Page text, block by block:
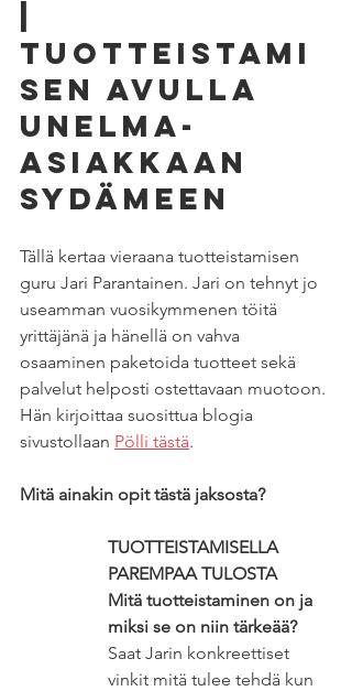
Tuotteistami
sen avulla
unelma-
asiakkaan
sydämeen
Tällä kertaa vieraana tuotteistamisen
guru Jari Parantainen. Jari on tehnyt jo
useamman vuosikymmenen töitä
yrittäjänä ja hänellä on vahva
osaaminen paketoida tuotteet sekä
palvelut helposti ostettavaan muotoon.
Hän kirjoittaa suosittua blogia
sivustollaan Pölli tästä.
Mitä ainakin opit tästä jaksosta?
TUOTTEISTAMISELLA
PAREMPAA TULOSTA
Mitä tuotteistaminen on ja
miksi se on niin tärkeää?
Saat Jarin konkreettiset
vinkit mitä tulee tehdä kun